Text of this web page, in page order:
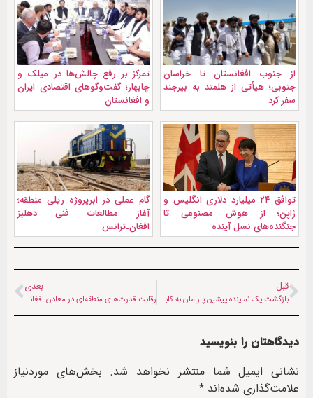
از جنوب افغانستان تا خراسان
جنوبی؛ هیأتی از هلمند به بیرجند
سفر کرد
تمرکز بر رفع چالش‌ها در میلک و
چابهار؛ گفت‌وگوهای اقتصادی ایران
و افغانستان
توافق ۲۴ میلیارد دلاری انگلیس و
ژاپن؛ از هوش مصنوعی تا
جنگنده‌های نسل آینده
گام عملی در ابرپروژه ریلی منطقه؛
آغاز مطالعات فنی دهلیز
افغان‌ـ‌ترانس
قبل
بازگشت یک نماینده پیشین پارلمان به کابل؛ فاطمه نظری «کارت مصونیت» دریافت کرد
بعدی
رقابت قدرت‌های منطقه‌ای در معادن افغانستان؛ قرارداد ۲۰ میلیون دلاری طالبان با کنسرسیوم افغان-آذربایجانی
دیدگاهتان را بنویسید
نشانی ایمیل شما منتشر نخواهد شد. بخش‌های موردنیاز
علامت‌گذاری شده‌اند *